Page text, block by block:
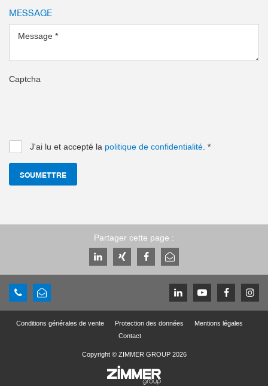
MESSAGE
Message *
Captcha
J'ai lu et accepté la politique de confidentialité *
SOUMETTRE
Partager cette page :
Conditions générales de vente Protection des données
Mentions légales
Contact
Copyright © ZIMMER GROUP 2026